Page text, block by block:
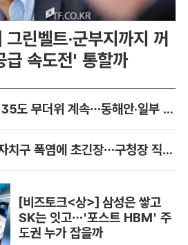
린벨트·군부지까지 꺼
속도전' 통할까
[오늘의 날씨] 전국 낮 35도 무더위 계속…동해안·일부 지역 비
쪽방촌·1인가구 밀집 자치구 폭염에 초긴장…구청장 직접 챙긴다
[비즈토크<상>] 삼성은 쌓고
SK는 잇고…'포스트 HBM' 주
도권 누가 잡을까